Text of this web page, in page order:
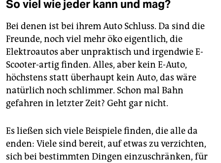
So viel wie jeder kann und mag?
Bei denen ist bei ihrem Auto Schluss. Da sind die
Freunde, noch viel mehr öko eigentlich, die
Elektroautos aber unpraktisch und irgendwie E-
Scooter-artig finden. Alles, aber kein E-Auto,
höchstens statt überhaupt kein Auto, das wäre
natürlich noch schlimmer. Schon mal Bahn
gefahren in letzter Zeit? Geht gar nicht.
Es ließen sich viele Beispiele finden, die alle da
enden: Viele sind bereit, auf etwas zu verzichten,
sich bei bestimmten Dingen einzuschränken, für